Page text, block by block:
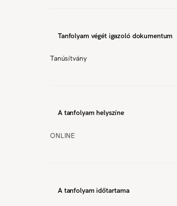
Tanfolyam végét igazoló dokumentum
Tanúsítvány
A tanfolyam helyszíne
ONLINE
A tanfolyam időtartama